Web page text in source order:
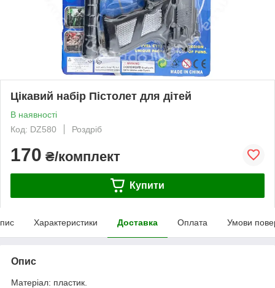
Цікавий набір Пістолет для дітей
В наявності
Код: DZ580
Роздріб
170 ₴/комплект
Купити
Характеристики Доставка Оплата Умови
Опис
Матеріал: пластик.